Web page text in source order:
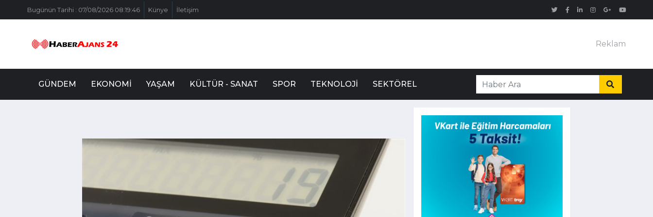
Bugünün Tarihi : 07/08/2026 08:19:46 Künye İletişim
Reklam
GÜNDEM EKONOMI YAŞAM KÜLTÜR - SANAT SPOR TEKNOLOJI SEKTÖREL